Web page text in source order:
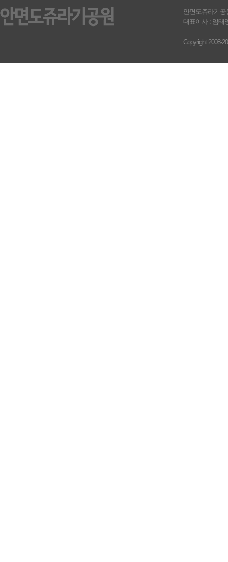
안면도쥬라기공
대표이사 : 임태
Copyright 2008-